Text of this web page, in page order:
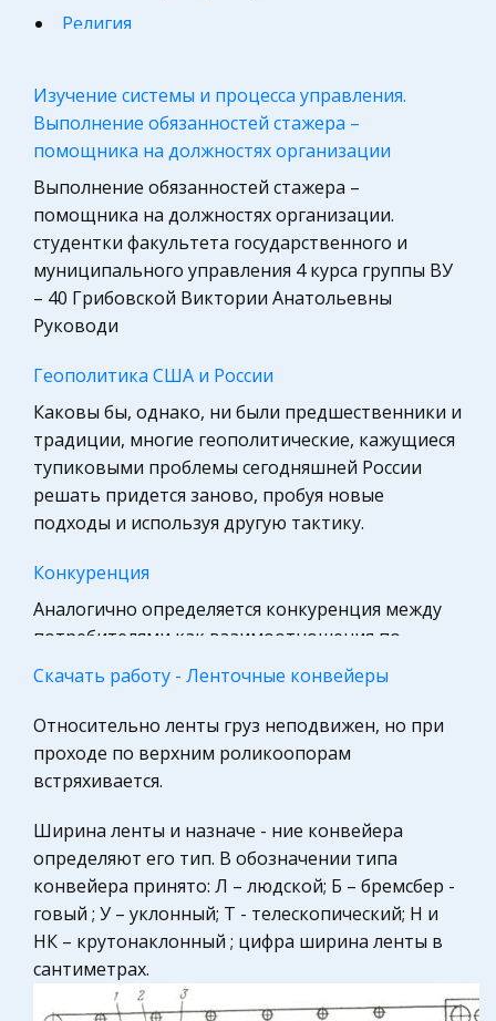
Религия
Конституционное (государственное) право
России
Астрономия, Авиация, Космонавтика
Программирование, Базы данных
Микроэкономика, экономика предприятия,
предпринимательство
География, Экономическая география
Международное право
Компьютеры, Программирование
Педагогика
Маркетинг, товароведение, реклама
Право
Политология, Политистория
Международное частное право
Гражданская оборона
Трудовое право
Астрономия
Медицина
Налоги
История государства и права зарубежных
стран
Ценные бумаги
Культурология
Историческая личность
Изучение системы и процесса управления.
Выполнение обязанностей стажера –
помощника на должностях организации
Выполнение обязанностей стажера –
помощника на должностях организации.
студентки факультета государственного и
муниципального управления 4 курса группы ВУ
– 40 Грибовской Виктории Анатольевны
Руководи
Геополитика США и России
Каковы бы, однако, ни были предшественники и
традиции, многие геополитические, кажущиеся
тупиковыми проблемы сегодняшней России
решать придется заново, пробуя новые
подходы и используя другую тактику.
Конкуренция
Аналогично определяется конкуренция между
потребителями как взаимоотношения по
поводу формирования цен и объема спроса на
рынке. Стимулом , побуждающим человека к
конкурентной борьбе , является стрем
Автоматизация парокотельной установки
внедрение в производство технических
средств, которые управляют процессами без
непосредственного участия человека.
Автоматизация приводит к улучшению
показателей э
Сравнительная характеристика инструментов
Скачать работу - Ленточные конвейеры
Относительно ленты груз неподвижен, но при
проходе по верхним роликоопорам
встряхивается.
Ширина ленты и назначе - ние конвейера
определяют его тип. В обозначении типа
конвейера принято: Л – людской; Б – бремсбер -
говый ; У – уклонный; Т - телескопический; Н и
НК – крутонаклонный ; цифра ширина ленты в
сантиметрах.